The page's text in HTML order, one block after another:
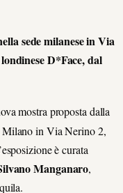
sede milanese in Via
D*Face, dal
mostra proposta dalla
Milano in Via Nerino 2,
è curata
Manganaro,